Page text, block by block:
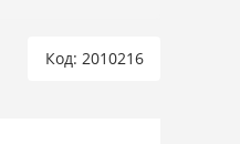
Код: 2010216